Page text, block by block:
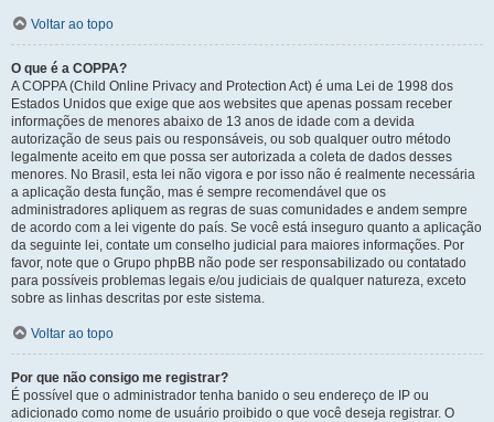
Voltar ao topo
O que é a COPPA?
A COPPA (Child Online Privacy and Protection Act) é uma Lei de 1998 dos
Estados Unidos que exige que aos websites que apenas possam receber
informações de menores abaixo de 13 anos de idade com a devida
autorização de seus pais ou responsáveis, ou sob qualquer outro método
legalmente aceito em que possa ser autorizada a coleta de dados desses
menores. No Brasil, esta lei não vigora e por isso não é realmente necessária
a aplicação desta função, mas é sempre recomendável que os
administradores apliquem as regras de suas comunidades e andem sempre
de acordo com a lei vigente do país. Se você está inseguro quanto a aplicação
da seguinte lei, contate um conselho judicial para maiores informações. Por
favor, note que o Grupo phpBB não pode ser responsabilizado ou contatado
para possíveis problemas legais e/ou judiciais de qualquer natureza, exceto
sobre as linhas descritas por este sistema.
Voltar ao topo
Por que não consigo me registrar?
É possível que o administrador tenha banido o seu endereço de IP ou
adicionado como nome de usuário proibido o que você deseja registrar. O